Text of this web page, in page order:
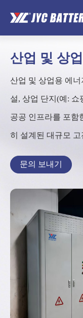
산업 및 상
산업 및 상업용 에너
설, 상업 단지(예: 쇼
공공 인프라를 포함
히 설계된 대규모
문의 보내기